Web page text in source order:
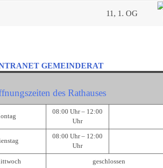
11, 1. OG
GEMEINDERAT
des Rathauses
08:00 Uhr – 12:00
Uhr
08:00 Uhr – 12:00
Uhr
geschlossen